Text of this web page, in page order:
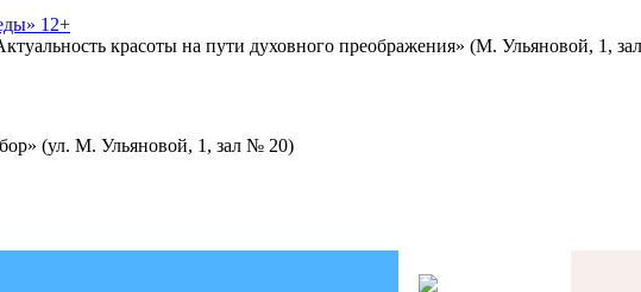
12+
красоты на пути духовного преображения» (М. Ульяновой, 1,
(ул. М. Ульяновой, 1, зал № 20)